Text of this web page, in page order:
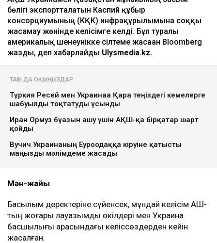
бөлігі экспортталатын Каспий құбыр
консорциумының (КҚК) инфрақұрылымына соққы
жасамау жөнінде келісімге келді. Бұл туралы
америкалық шенеунікке сілтеме жасаған Bloomberg
жазды, деп хабарлайды Ulysmedia.kz.
ТАҒЫ ДА ОҚЫҢЫЗДАР
Түркия Ресей мен Украинаға Қара теңіздегі кемелерге
шабуылды тоқтатуды ұсынды
Иран Ормуз бұғазын ашу үшін АҚШ-қа бірқатар шарт
қойды
Вучич Украинаның Еуроодаққа кіруіне қатысты
маңызды мәлімдеме жасады
Мән-жайы
Басылым деректеріне сүйенсек, мұндай келісім АҚШ-
тың жоғары лауазымды өкілдері мен Украина
басшылығы арасындағы келіссөздерден кейін
жасалған.